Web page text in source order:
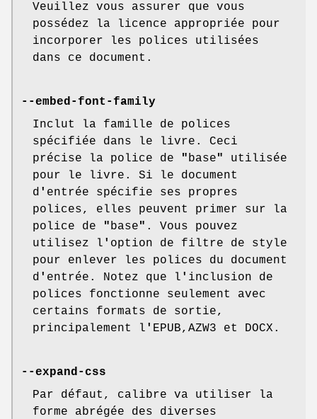
Veuillez vous assurer que vous
possédez la licence appropriée pour
incorporer les polices utilisées
dans ce document.
--embed-font-family
Inclut la famille de polices
spécifiée dans le livre. Ceci
précise la police de
"base"
utilisée
pour le livre. Si le document
d ' entrée spécifie ses propres
polices, elles peuvent primer sur la
police de
"base" . Vous pouvez
utilisez l ' option de filtre de style
pour enlever les polices du document
d ' entrée. Notez que l ' inclusion de
polices fonctionne seulement avec
certains formats de sortie,
principalement l ' EPUB,AZW3 et DOCX.
--expand-css
Par défaut, calibre va utiliser la
forme abrégée des diverses